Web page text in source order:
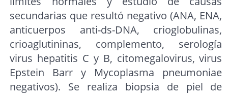
secundarias que resultó negativo (ANA, ENA,
anticuerpos anti-ds-DNA, crioglobulinas,
crioaglutininas, complemento, serología
virus hepatitis C y B, citomegalovirus, virus
Epstein Barr y Mycoplasma pneumoniae
negativos). Se realiza biopsia de piel de